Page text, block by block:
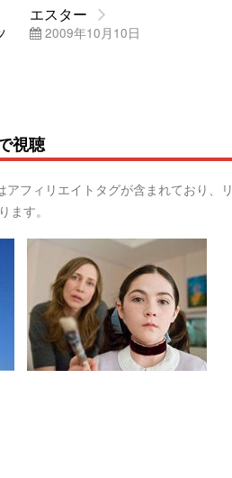
エスター
2009年10月10日
視聴
アフィリエイトタグが含まれており、
す。